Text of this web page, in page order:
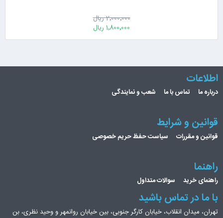
2٬000٬000 ریال
1٬800٬000 ریال
اطلاعات
درباره ما تماس با ما شعب و نمایندگی
قوانین و شرایط
قوانین و مقررات سیاست حفظ حریم خصوصی
راهنما
راهنمای خرید سوالات متداول
با ما در تماس باشید
تهران، میدان انقلاب، خیابان کارگر جنوبی، بین خیابان روانمهر و وحید نظری، بن